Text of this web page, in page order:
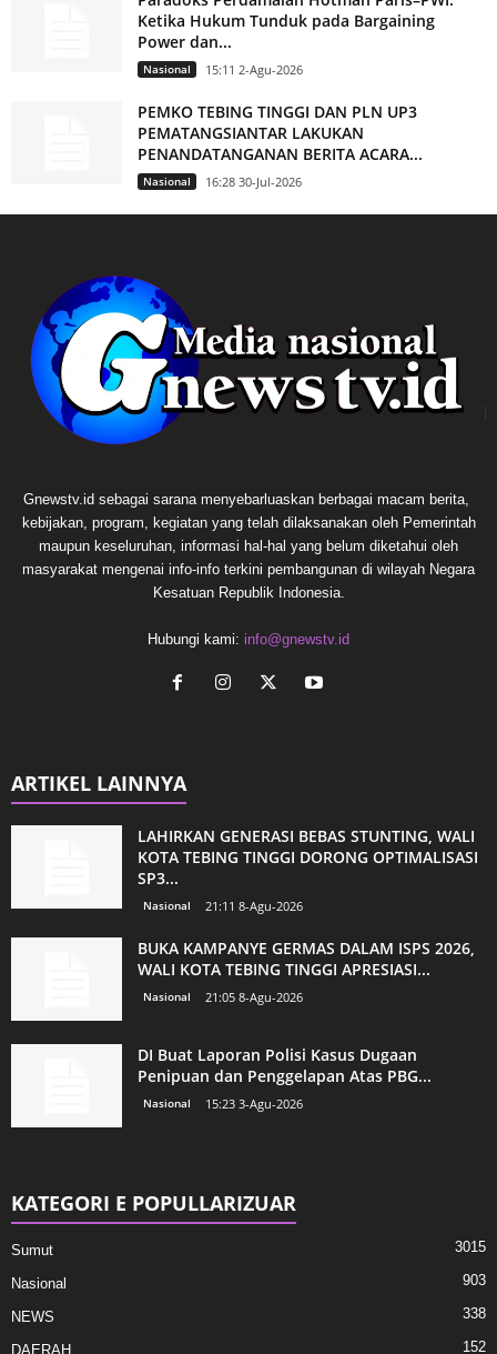
Ketika Hukum Tunduk pada Bargaining
Power dan...
Nasional 15:11 2-Agu-2026
PEMKO TEBING TINGGI DAN PLN UP3
PEMATANGSIANTAR LAKUKAN
PENANDATANGANAN BERITA ACARA...
Nasional 16:28 30-Jul-2026
Gnewstv.id sebagai sarana menyebarluaskan berbagai macam berita,
kebijakan, program, kegiatan yang telah dilaksanakan oleh Pemerintah
maupun keseluruhan, informasi hal-hal yang belum diketahui oleh
masyarakat mengenai info-info terkini pembangunan di wilayah Negara
Kesatuan Republik Indonesia.
Hubungi kami: info@gnewstv.id
ARTIKEL LAINNYA
LAHIRKAN GENERASI BEBAS STUNTING, WALI
KOTA TEBING TINGGI DORONG OPTIMALISASI
SP3...
Nasional 21:11 8-Agu-2026
BUKA KAMPANYE GERMAS DALAM ISPS 2026,
WALI KOTA TEBING TINGGI APRESIASI...
Nasional 21:05 8-Agu-2026
DI Buat Laporan Polisi Kasus Dugaan
Penipuan dan Penggelapan Atas PBG...
Nasional 15:23 3-Agu-2026
KATEGORI E POPULLARIZUAR
Sumut 3015
Nasional 903
NEWS 338
DAERAH 152